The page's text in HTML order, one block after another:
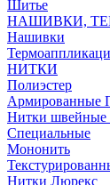
Шитье
НАШИВКИ,
Нашивки
НИТКИ
Полиэстер
Армированные
Нитки швейные
Специальные
Мононить
Нитки Люрекс